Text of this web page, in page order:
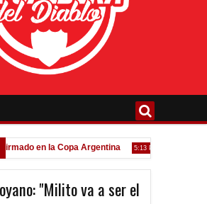
en la Copa Argentina 5:13 PM Goleada
"Milito va a ser el